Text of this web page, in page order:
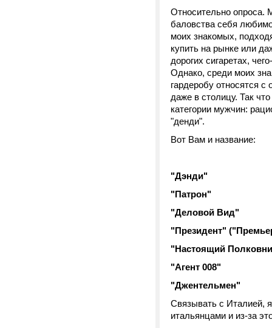
Относительно опроса.
баловства себя
моих знакомых,
купить на рынке или
дорогих сигаретах,
Однако, среди моих
гардеробу относятся
даже в столицу. Так
категории мужчин:
"денди".
Вот Вам и название:
"Дэнди"
"Патрон"
"Деловой Вид"
"Президент"
"Настоящий
"Агент 008"
"Джентельмен"
Связывать с Италией, я
итальянцами и из-за